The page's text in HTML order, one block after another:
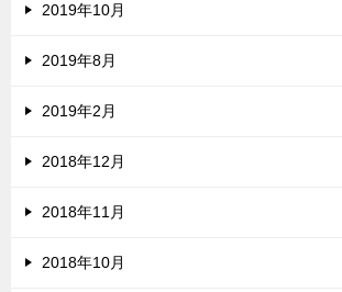
2019年10月
2019年8月
2019年2月
2018年12月
2018年11月
2018年10月